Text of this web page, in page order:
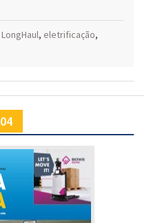
, eletrificação,